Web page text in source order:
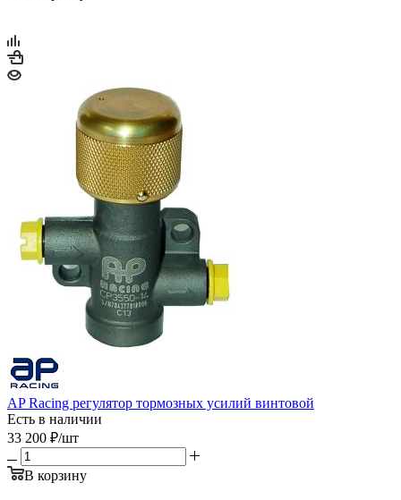
AP Racing регулятор тормозных усилий винтовой
Есть в наличии
33 200 ₽/шт
В корзину